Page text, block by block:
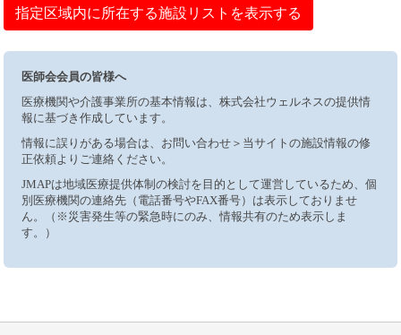
指定区域内に所在する施設リストを表示する
医師会会員の皆様へ
医療機関や介護事業所の基本情報は、株式会社ウェルネスの提供情
報に基づき作成しています。
情報に誤りがある場合は、お問い合わせ＞当サイトの施設情報の修
正依頼よりご連絡ください。
JMAPは地域医療提供体制の検討を目的として運営しているため、個
別医療機関の連絡先（電話番号やFAX番号）は表示しておりませ
ん。（※災害発生等の緊急時にのみ、情報共有のため表示しま
す。）